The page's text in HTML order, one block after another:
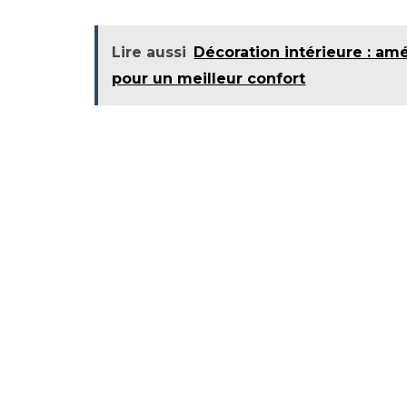
Lire aussi Décoration intérieure :
pour un meilleur confort